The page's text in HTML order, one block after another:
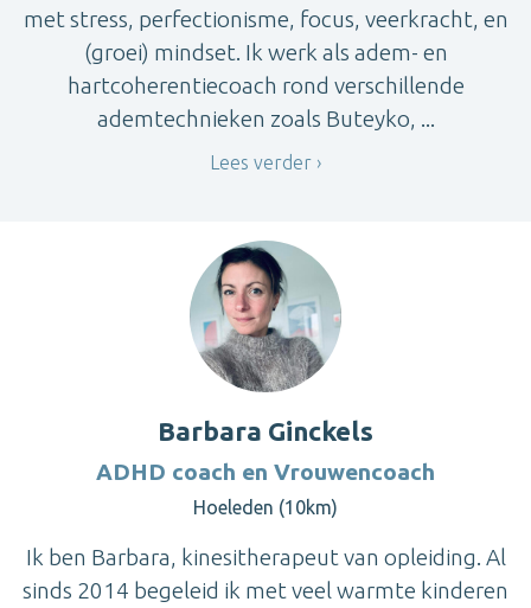
met stress, perfectionisme, focus, veerkracht, en
(groei) mindset. Ik werk als adem- en
hartcoherentiecoach rond verschillende
ademtechnieken zoals Buteyko, ...
Lees verder
Barbara Ginckels
ADHD coach en Vrouwencoach
Hoeleden (10km)
Ik ben Barbara, kinesitherapeut van opleiding. Al
sinds 2014 begeleid ik met veel warmte kinderen